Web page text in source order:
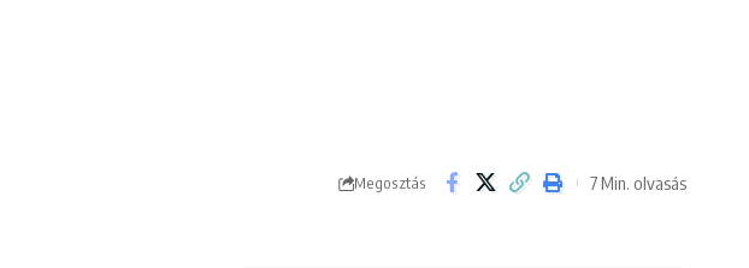
Megosztás 7 Min. olvasás